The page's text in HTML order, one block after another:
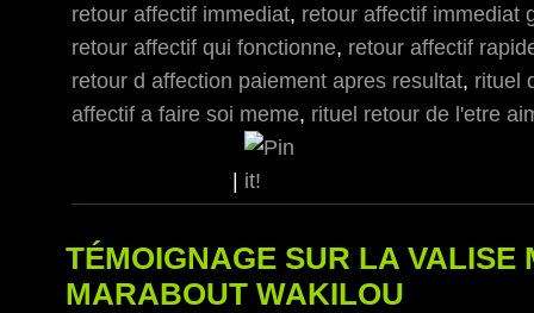
retour affectif immediat, retour affectif immediat
retour affectif qui fonctionne, retour affectif
retour d affection paiement apres resultat, rituel
affectif a faire soi meme, rituel retour de l'etre
|
TÉMOIGNAGE SUR LA VALISE
MARABOUT WAKILOU